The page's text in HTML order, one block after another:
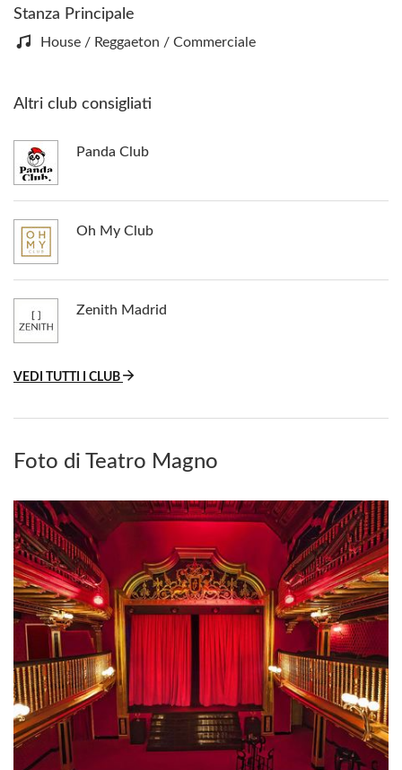
Stanza Principale
House / Reggaeton / Commerciale
Altri club consigliati
Panda Club
Oh My Club
Zenith Madrid
VEDI TUTTI I CLUB
Foto di Teatro Magno